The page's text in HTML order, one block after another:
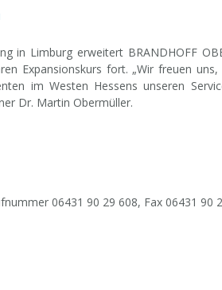
in Limburg erweitert BRANDHOFF
Expansionskurs fort. „Wir freuen
im Westen Hessens unseren
Dr. Martin Obermüller.
06431 90 29 608, Fax 06431 90